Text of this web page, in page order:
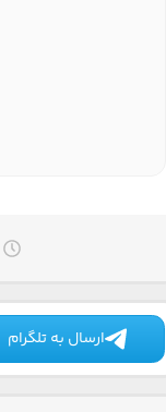
ارسال به تلگرام